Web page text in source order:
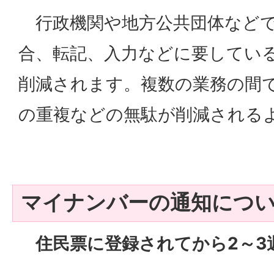
行政機関や地方公共団体など
合、転記、入力などに要してい
削減されます。複数の業務の間
の重複などの無駄が削減される
マイナンバーの通知につ
住民票に登録されてから2～3